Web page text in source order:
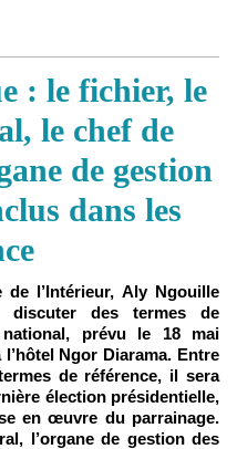
: le fichier, le
le chef de
de gestion
dans les
l’Intérieur, Aly Ngouille
discuter des termes de
prévu le 18 mai
Ngor Diarama. Entre
de référence, il sera
élection présidentielle,
en œuvre du parrainage.
l’organe de gestion des